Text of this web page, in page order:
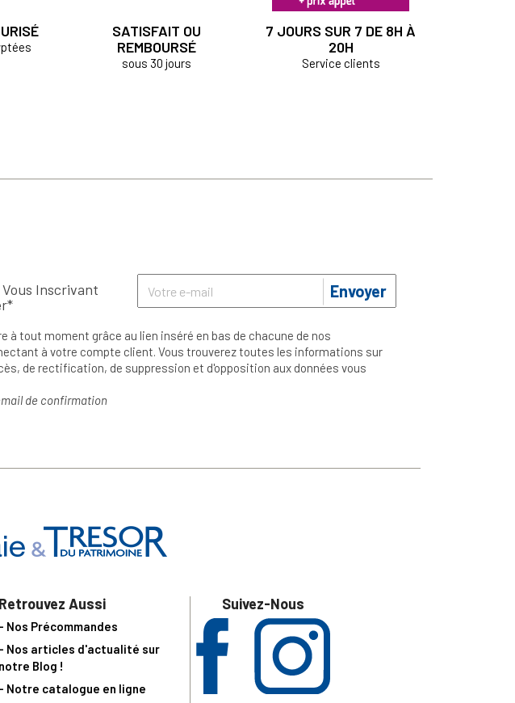
SATISFAIT OU
REMBOURSÉ
sous 30 jours
7 JOURS SUR 7 DE 8H À
20H
Service clients
Inscrivant
Envoyer
à tout moment grâce au lien inséré en bas de chacune de nos
à votre compte client. Vous trouverez toutes les informations sur
de rectification, de suppression et d'opposition aux données vous
de confirmation
Retrouvez Aussi
- Nos Précommandes
- Nos articles d'actualité sur
notre Blog !
- Notre catalogue en ligne
Suivez-Nous